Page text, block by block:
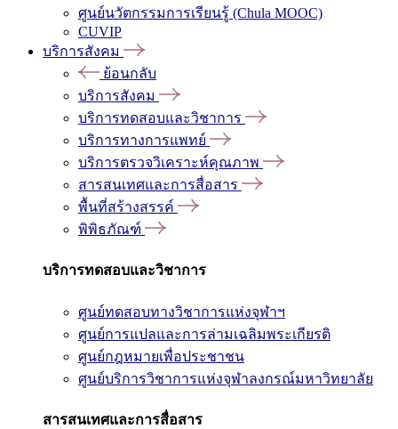
ศูนย์นวัตกรรมการเรียนรู้ (Chula MOOC)
CUVIP
บริการสังคม
ย้อนกลับ
บริการสังคม
บริการทดสอบและวิชาการ
บริการทางการแพทย์
บริการตรวจวิเคราะห์คุณภาพ
สารสนเทศและการสื่อสาร
พื้นที่สร้างสรรค์
พิพิธภัณฑ์
บริการทดสอบและวิชาการ
ศูนย์ทดสอบทางวิชาการแห่งจุฬาฯ
ศูนย์การแปลและการล่ามเฉลิมพระเกียรติ
ศูนย์กฎหมายเพื่อประชาชน
ศูนย์บริการวิชาการแห่งจุฬาลงกรณ์มหาวิทยาลัย
สารสนเทศและการสื่อสาร